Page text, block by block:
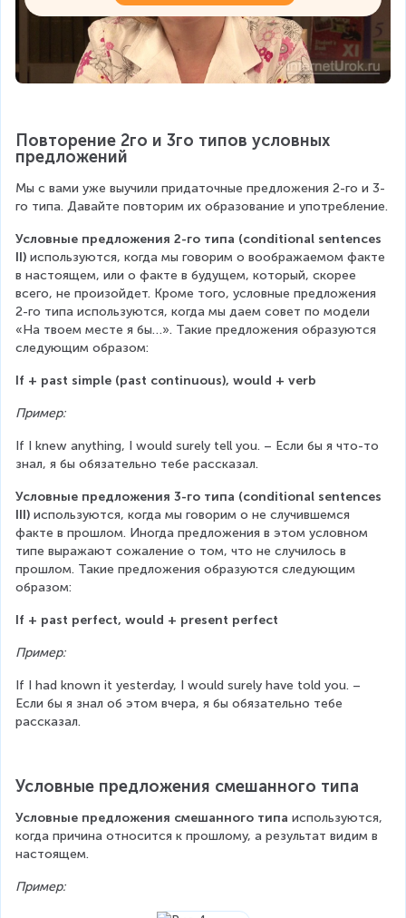
Повторение 2го и 3го типов условных
предложений
Мы с вами уже выучили придаточные предложения 2-го и 3-
го типа. Давайте повторим их образование и употребление.
Условные предложения 2-го типа (conditional sentences
II) используются, когда мы говорим о воображаемом факте
в настоящем, или о факте в будущем, который, скорее
всего, не произойдет. Кроме того, условные предложения
2-го типа используются, когда мы даем совет по модели
«На твоем месте я бы…». Такие предложения образуются
следующим образом:
If + past simple (past continuous), would + verb
Пример:
If I knew anything, I would surely tell you. – Если бы я что-то
знал, я бы обязательно тебе рассказал.
Условные предложения 3-го типа (conditional sentences
III) используются, когда мы говорим о не случившемся
факте в прошлом. Иногда предложения в этом условном
типе выражают сожаление о том, что не случилось в
прошлом. Такие предложения образуются следующим
образом:
If + past perfect, would + present perfect
Пример:
If I had known it yesterday, I would surely have told you. –
Если бы я знал об этом вчера, я бы обязательно тебе
рассказал.
Условные предложения смешанного типа
Условные предложения смешанного типа используются,
когда причина относится к прошлому, а результат видим в
настоящем.
Пример: